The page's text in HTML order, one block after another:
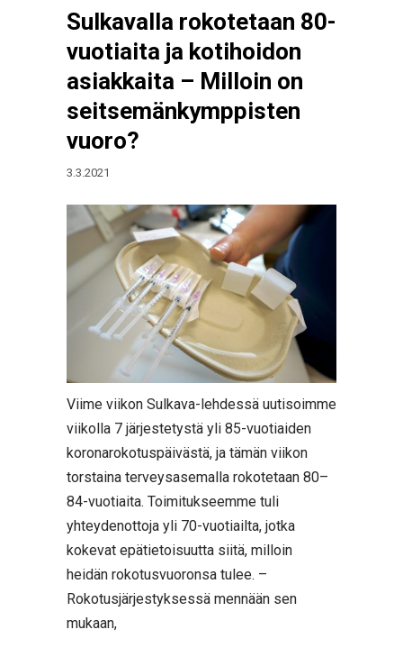
Sulkavalla rokotetaan 80-
vuotiaita ja kotihoidon
asiakkaita – Milloin on
seitsemänkymppisten
vuoro?
3.3.2021
Viime viikon Sulkava-lehdessä uutisoimme
viikolla 7 järjestetystä yli 85-vuotiaiden
koronarokotuspäivästä, ja tämän viikon
torstaina terveysasemalla rokotetaan 80–
84-vuotiaita. Toimitukseemme tuli
yhteydenottoja yli 70-vuotiailta, jotka
kokevat epätietoisuutta siitä, milloin
heidän rokotusvuoronsa tulee. –
Rokotusjärjestyksessä mennään sen
mukaan,